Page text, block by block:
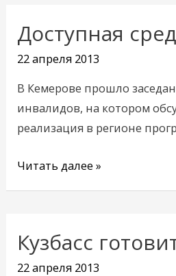
Доступная
22 апреля 2013
В Кемерове прошло
инвалидов, на котором
реализация в регионе
Доступная
среда
Читать далее »
Кузбасс
22 апреля 2013
Кузбасс
готовится